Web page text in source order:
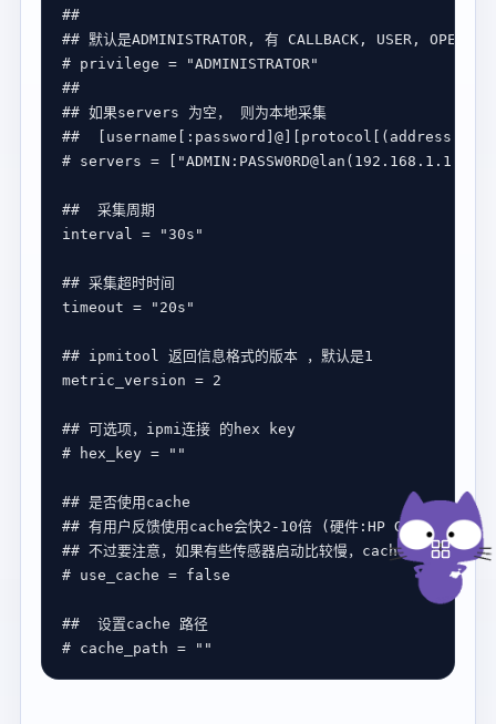
##
## 默认是ADMINISTRATOR, 有 CALLBACK, USER,
# privilege = "ADMINISTRATOR"
##
## 如果servers 为空， 则为本地采集
##  [username[:password]@][protocol[(address)]]
# servers = ["ADMIN:PASSW0RD@lan(192.168.1.1)"]
##  采集周期
interval = "30s"
## 采集超时时间
timeout = "20s"
## ipmitool 返回信息格式的版本 ，默认是1
metric_version = 2
## 可选项，ipmi连接 的hex key
# hex_key = ""
## 是否使用cache
## 有用户反馈使用cache会快2-10倍 (硬件:HP G10
## 不过要注意，如果有些传感器启动比较慢，cache可能会有问题
# use_cache = false
##  设置cache 路径
# cache_path = ""